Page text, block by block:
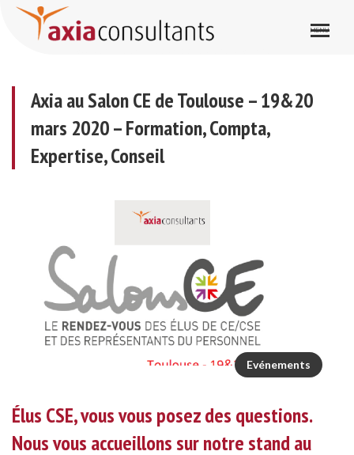
Axia au Salon CE de Toulouse – 19&20
mars 2020 – Formation, Compta,
Expertise, Conseil
Evénements
Élus CSE, vous vous posez des questions.
Nous vous accueillons sur notre stand au